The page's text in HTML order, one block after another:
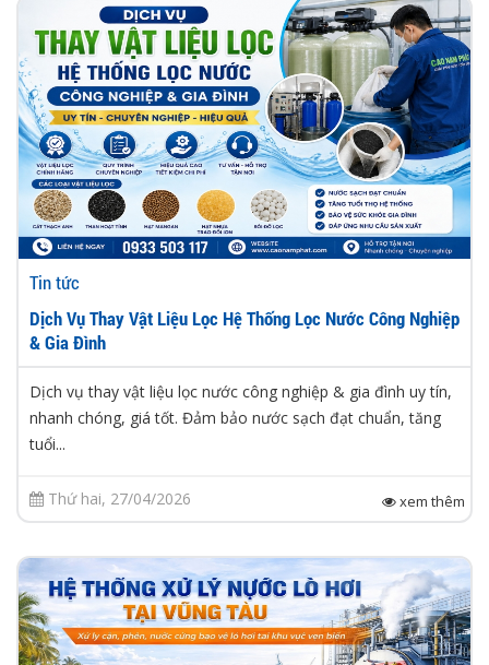
Tin tức
Dịch Vụ Thay Vật Liệu Lọc Hệ Thống Lọc Nước Công Nghiệp
& Gia Đình
Dịch vụ thay vật liệu lọc nước công nghiệp & gia đình uy tín,
nhanh chóng, giá tốt. Đảm bảo nước sạch đạt chuẩn, tăng
tuổi...
Thứ hai, 27/04/2026 xem thêm